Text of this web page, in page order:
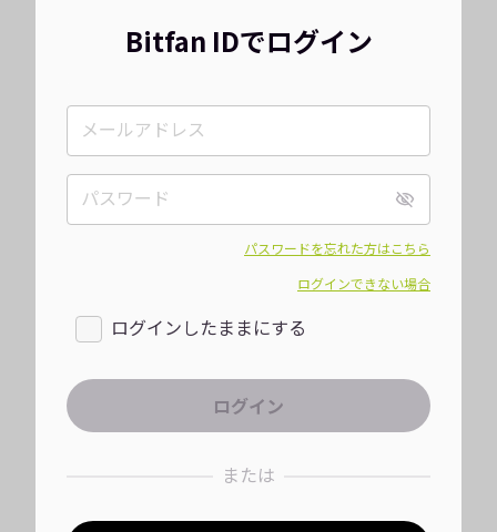
Bitfan IDでログイン
パスワードを忘れた方はこちら
ログインできない場合
ログインしたままにする
または